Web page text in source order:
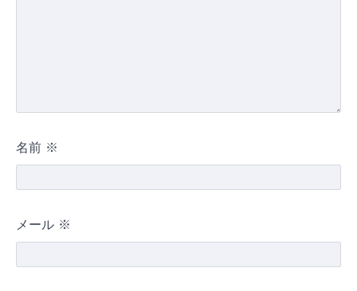
名前 ※
メール ※